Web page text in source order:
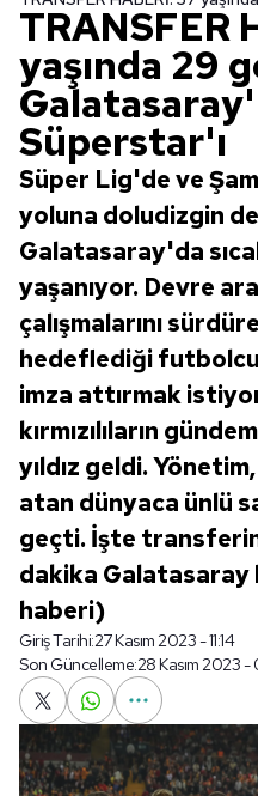
TRANSFER
yaşında 29
Süperstar'ı
Süper Lig'de ve
yoluna doludizgin
Galatasaray'da
yaşanıyor. Devre
çalışmalarını
hedeflediği
imza attırmak
kırmızılıların
yıldız geldi.
atan dünyaca ünlü
geçti. İşte transferin
dakika Galatasaray
haberi)
Giriş Tarihi:27 Kasım 2023 - 11:14
Son Güncelleme:28 Kasım 2023